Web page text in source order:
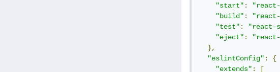
"start" :
"build" :
"test" : "react-
"eject" :
},
"eslintConfig" :
{
"extends" :
[